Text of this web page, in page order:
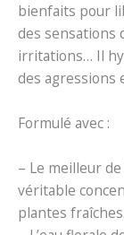
bienfaits pour
des sensations
irritations… Il
des agressions
Formulé avec :
– Le meilleur de
véritable
plantes fraîches.